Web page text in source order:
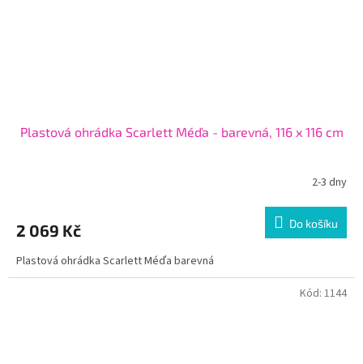
Plastová ohrádka Scarlett Méďa - barevná, 116 x 116 cm
2-3 dny
2 069 Kč Do košíku
Plastová ohrádka Scarlett Méďa barevná
Kód: 1144